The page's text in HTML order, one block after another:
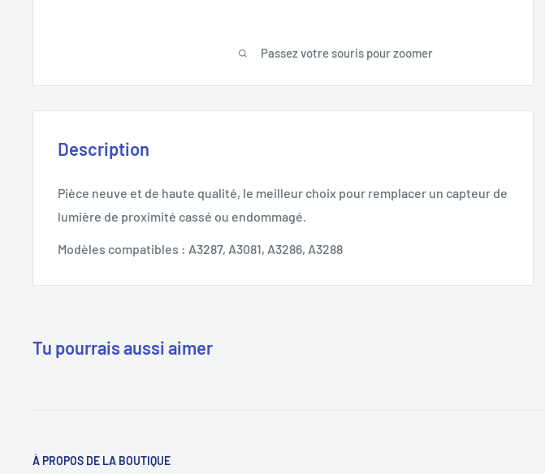
Passez votre souris pour zoomer
Description
Pièce neuve et de haute qualité, le meilleur choix pour remplacer un capteur de
lumière de proximité cassé ou endommagé.
Modèles compatibles : A3287, A3081, A3286, A3288
Tu pourrais aussi aimer
À PROPOS DE LA BOUTIQUE